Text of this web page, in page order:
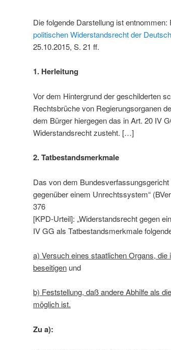
Die folgende Darstellung ist
politischen Widerstandsrecht der
25.10.2015, S. 21 ff.
1. Herleitung
Vor dem Hintergrund der geschilderten
Rechtsbrüche von Regierungsorganen
dem Bürger hiergegen das in Art. 20 IV
Widerstandsrecht zusteht. […]
2. Tatbestandsmerkmale
Das von dem
gegenüber einem Unrechtssystem“
376
[KPD-Urteil]: „Widerstandsrecht gegen
IV GG als Tatbestandsmerkmale
a) Versuch eines staatlichen Organs,
beseitigenund
b) Feststellung, daß andere Abhilfe als
möglich ist.
Zu a):